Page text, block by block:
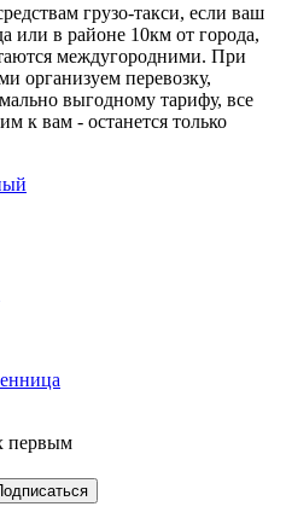
грузо-такси, если ваш
или в районе 10км от города,
междугородними. При
организуем перевозку,
выгодному тарифу, все
к вам - останется только
первым